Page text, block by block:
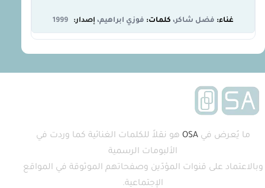
فضل شاكر فوزي ابراهيم 1999
ما يُعرض فيOSA هو نقلاً للكلمات الغنائية كما وردت في
الألبومات الرسمية
وبالاعتماد على قنوات المؤدّين وصفحاتهم الموثوقة في المواقع
الإجتماعية.